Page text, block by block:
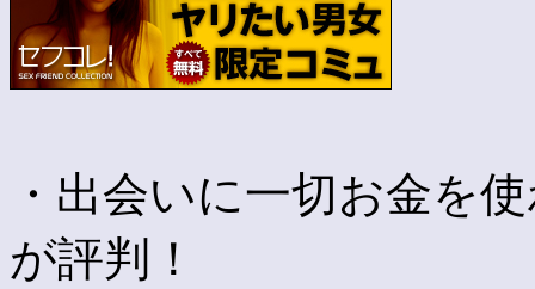
・出会いに一切お金を
が評判！